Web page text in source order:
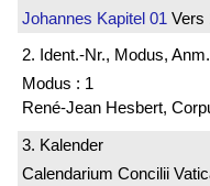
Johannes Kapitel 01 Vers
2. Ident.-Nr., Modus, Anm.
Modus : 1
René-Jean Hesbert,
3. Kalender
Calendarium Concilii